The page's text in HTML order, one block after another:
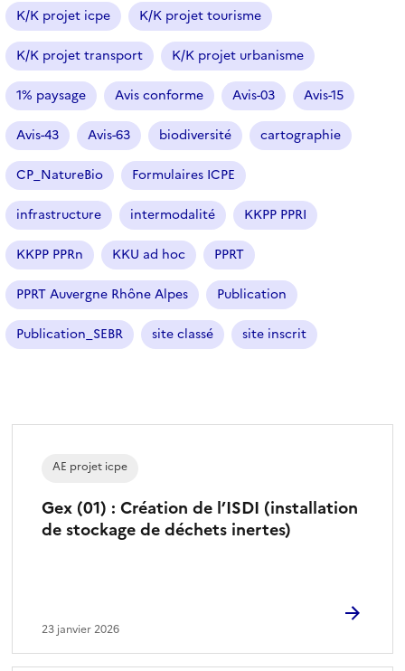
o
n
n
é
)
K/K projet icpe K/K projet tourisme
K/K projet transport K/K projet urbanisme
1% paysage Avis conforme Avis-03 Avis-15
Avis-43 Avis-63 biodiversité cartographie
CP_NatureBio Formulaires ICPE
infrastructure intermodalité KKPP PPRI
KKPP PPRn KKU ad hoc PPRT
PPRT Auvergne Rhône Alpes Publication
Publication_SEBR site classé site inscrit
Gex (01) : Création de l’ISDI (installation
de stockage de déchets inertes)
AE projet icpe
23 janvier 2026